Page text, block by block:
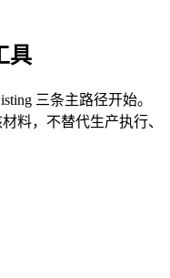
具
三条主路径开始。
料，不替代生产执行、